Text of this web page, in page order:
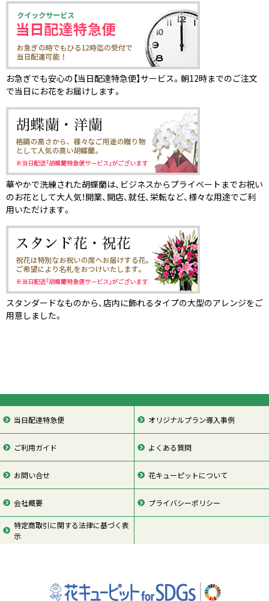
お急ぎでも安心の【当日配達特急便】サービス。朝12時までのご注文
で当日にお花をお届けします。
華やかで洗練された胡蝶蘭は、ビジネスからプライベートまでお祝い
のお花として大人気！開業、開店、就任、栄転など、様々な用途でご利
用いただけます。
スタンダードなものから、店内に飾れるタイプの大型のアレンジをご
用意しました。
当日配達特急便 オリジナルプラン導入事例
ご利用ガイド よくある質問
お問い合せ 花キューピットについて
会社概要 プライバシーポリシー
特定商取引に関する法律に基づく表
示